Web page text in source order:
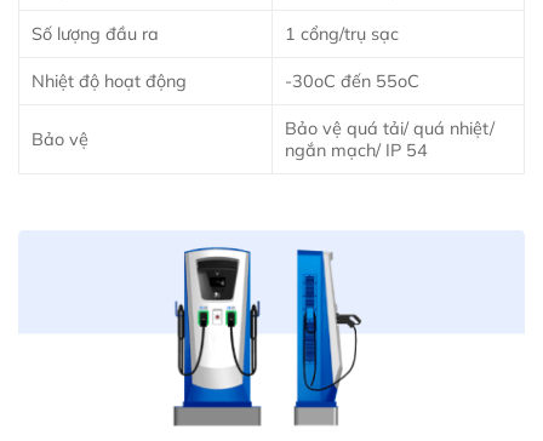
Số lượng đầu ra 1 cổng/trụ sạc
Nhiệt độ hoạt động -30oC đến 55oC
Bảo vệ
Bảo vệ quá tải/ quá nhiệt/
ngắn mạch/ IP 54